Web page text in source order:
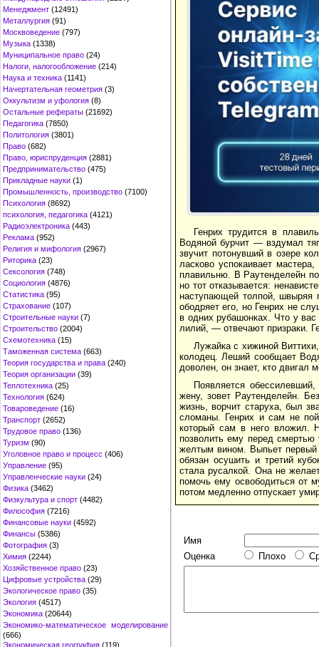
Менеджмент (12491)
Металлургия (91)
Москвоведение (797)
Музыка (1338)
Муниципальное право (24)
Налоги, налогообложение (214)
Наука и техника (1141)
Начертательная геометрия (3)
Оккультизм и уфология (8)
Остальные рефераты (21692)
Педагогика (7850)
Политология (3801)
Право (682)
Право, юриспруденция (2881)
Предпринимательство (475)
Прикладные науки (1)
Промышленность, производство (7100)
Психология (8692)
психология, педагогика (4121)
Радиоэлектроника (443)
Реклама (952)
Религия и мифология (2967)
Риторика (23)
Сексология (748)
Социология (4876)
Статистика (95)
Страхование (107)
Строительные науки (7)
Строительство (2004)
Схемотехника (15)
Таможенная система (663)
Теория государства и права (240)
Теория организации (39)
Теплотехника (25)
Технология (624)
Товароведение (16)
Транспорт (2652)
Трудовое право (136)
Туризм (90)
Уголовное право и процесс (406)
Управление (95)
Управленческие науки (24)
Физика (3462)
Физкультура и спорт (4482)
Философия (7216)
Финансовые науки (4592)
Финансы (5386)
Фотография (3)
Химия (2244)
Хозяйственное право (23)
Цифровые устройства (29)
Экологическое право (35)
Экология (4517)
Экономика (20644)
Экономико-математическое моделирование
(666)
Экономическая география (119)
Генрих трудится в
Водяной бурчит — вздумал
звучит потонувший в озере
ласково успокаивает
плавильню. В Раутенделейн
но тот отказывается:
наступающей толпой, швыряя
ободряет его, но Генрих не
в одних рубашонках. Что у
лилий, — отвечают призраки.
Лужайка с хижиной
колодец. Леший сообщает
доволен, он знает, кто двигал
Появляется
жену, зовет Раутенделейн.
жизнь, ворчит старуха, был
сломаны. Генрих и сам не
который сам в него вложил.
позволить ему перед
желтым вином. Выпьет
обязан осушить и третий
стала русалкой. Она не
помочь ему освободиться от
потом медленно отпускает
Имя
Оценка
Плохо